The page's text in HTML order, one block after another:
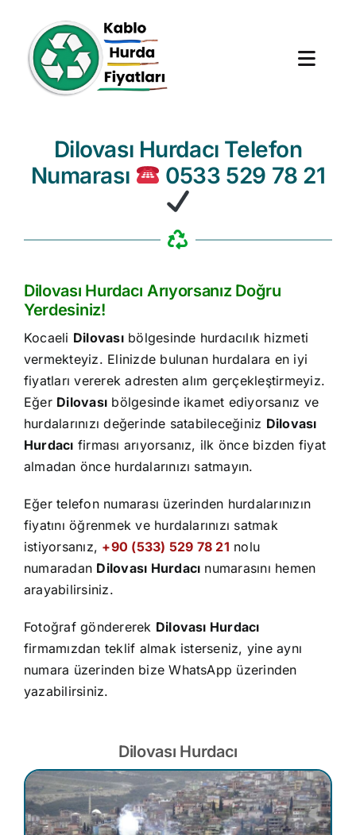
content
Hurda Fiyatları
İletişim
Dilovası Hurdacı Telefon
Numarası
0533 529 78 21
Dilovası Hurdacı Arıyorsanız Doğru
Yerdesiniz!
Kocaeli Dilovasıbölgesinde hurdacılık hizmeti
vermekteyiz. Elinizde bulunan hurdalara en iyi
fiyatları vererek adresten alım gerçekleştirmeyiz.
Eğer Dilovası bölgesinde ikamet ediyorsanız ve
hurdalarınızı değerinde satabileceğiniz Dilovası
Hurdacı firması arıyorsanız, ilk önce bizden fiyat
almadan önce hurdalarınızı satmayın.
Eğer telefon numarası üzerinden hurdalarınızın
fiyatını öğrenmek ve hurdalarınızı satmak
istiyorsanız, +90 (533) 529 78 21 nolu
numaradan Dilovası Hurdacı numarasını hemen
arayabilirsiniz.
Fotoğraf göndererek Dilovası Hurdacı
firmamızdan teklif almak isterseniz, yine aynı
numara üzerinden bize WhatsApp üzerinden
yazabilirsiniz.
Dilovası Hurdacı